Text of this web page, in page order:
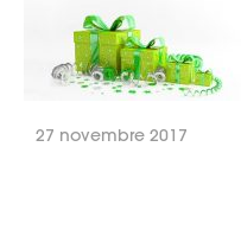
27 novembre 2017